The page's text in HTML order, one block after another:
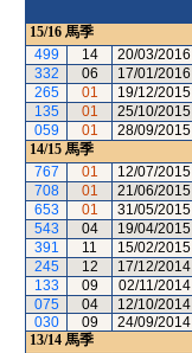
15/16 馬季
499
14 20/03/2016
332
06 17/01/2016
265
01 19/12/2015
135
01 25/10/2015
059
01 28/09/2015
14/15 馬季
767
01 12/07/2015
708
01 21/06/2015
653
01 31/05/2015
543
04 19/04/2015
391
11 15/02/2015
245
12 17/12/2014
133
09 02/11/2014
075
04 12/10/2014
030
09 24/09/2014
13/14 馬季